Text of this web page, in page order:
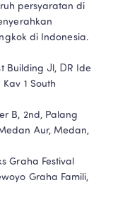
persyaratan di
di Indonesia.
Building Jl, DR Ide
1 South
B, 2nd, Palang
Aur, Medan,
Graha Festival
Graha Famili,